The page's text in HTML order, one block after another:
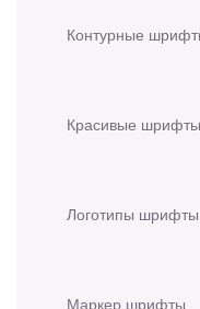
Контурные
Красивые шрифты
Логотипы шрифты
Маркер шрифты